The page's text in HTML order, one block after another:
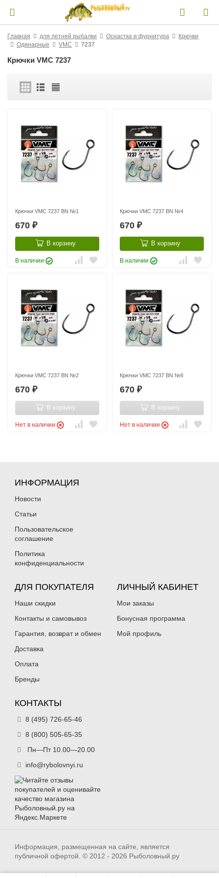
Главная для летней рыбалки Оснастка и фурнитура
Крючки
Одинарные
VMC 7237
Крючки VMC 7237
Крючки VMC 7237 BN №1
670 ₽
В корзину
В наличии
Крючки VMC 7237 BN №4
670 ₽
В корзину
В наличии
Крючки VMC 7237 BN №2
670 ₽
В корзину
Нет в наличии
Крючки VMC 7237 BN №6
670 ₽
В корзину
Нет в наличии
ИНФОРМАЦИЯ
Новости
Статьи
Пользовательское
соглашение
Политика
конфиденциальности
ДЛЯ ПОКУПАТЕЛЯ
Наши скидки
Контакты и самовывоз
Гарантия, возврат и обмен
Доставка
Оплата
Бренды
ЛИЧНЫЙ КАБИНЕТ
Мои заказы
Бонусная программа
Мой профиль
КОНТАКТЫ
8 (495) 726-65-46
8 (800) 505-65-35
Пн—Пт 10.00—20.00
info@rybolovnyi.ru
Информация, размещенная на сайте, является
публичной офертой. © 2012 - 2026 Рыболовный.ру